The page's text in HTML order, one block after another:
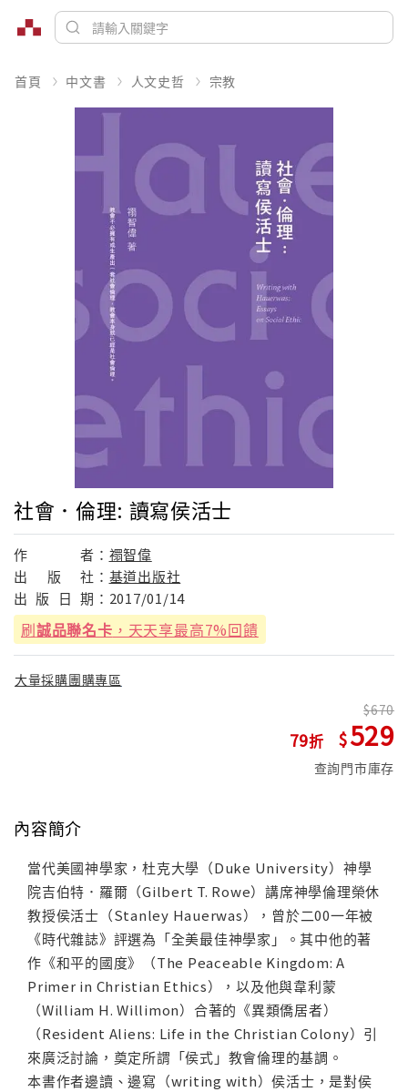
首頁 中文書 人文史哲 宗教
社會．倫理: 讀寫侯活士
作 者： 禤智偉
出
版 社： 基道出版社
出 版 日 期： 2017/01/14
刷誠品聯名卡 ，天天享最高7%回饋
大量採購團購專區
79
670
529
查詢門市庫存
內容簡介
當代美國神學家，杜克大學（Duke University）神學
院吉伯特．羅爾（Gilbert T. Rowe）講席神學倫理榮休
教授侯活士（Stanley Hauerwas），曾於二00一年被
《時代雜誌》評選為「全美最佳神學家」。其中他的著
作《和平的國度》（The Peaceable Kingdom: A
Primer in Christian Ethics），以及他與韋利蒙
（William H. Willimon）合著的《異類僑居者）
（Resident Aliens: Life in the Christian Colony）引
來廣泛討論，奠定所謂「侯式」教會倫理的基調。
本書作者邊讀、邊寫（writing with）侯活士，是對侯